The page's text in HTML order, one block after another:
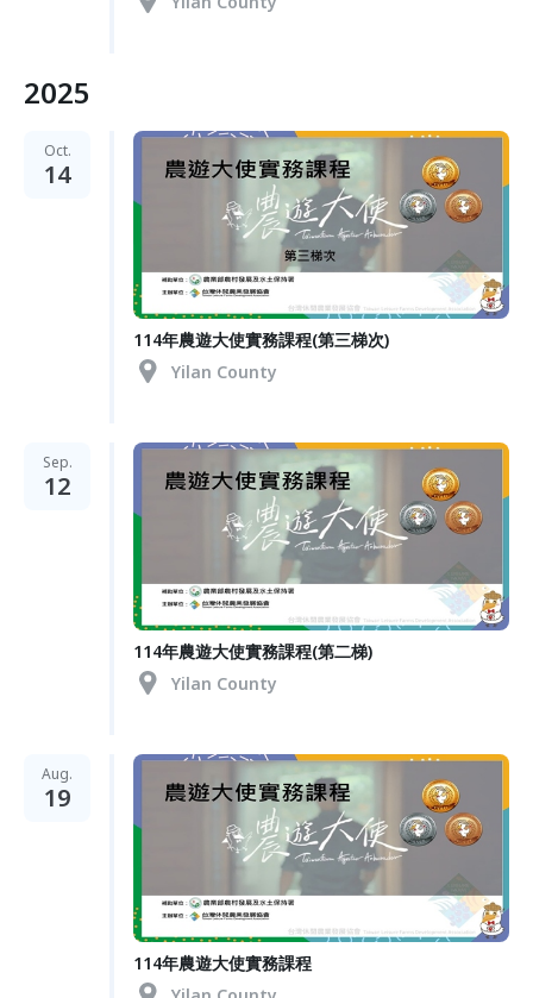
2025
Oct.
14
114年農遊大使實務課程(第三梯次)
Yilan County
Sep.
12
114年農遊大使實務課程(第二梯)
Yilan County
Aug.
19
114年農遊大使實務課程